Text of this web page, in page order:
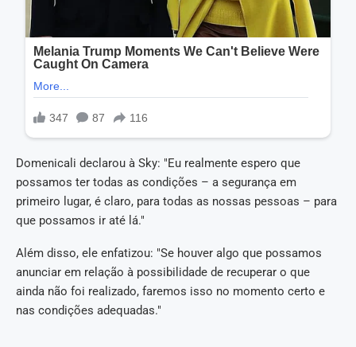
Domenicali declarou à Sky: "Eu realmente espero que
possamos ter todas as condições – a segurança em
primeiro lugar, é claro, para todas as nossas pessoas – para
que possamos ir até lá."
Além disso, ele enfatizou: "Se houver algo que possamos
anunciar em relação à possibilidade de recuperar o que
ainda não foi realizado, faremos isso no momento certo e
nas condições adequadas."